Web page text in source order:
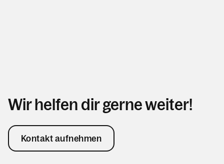
Wir helfen dir gerne weiter!
Kontakt aufnehmen